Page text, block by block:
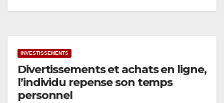
INVESTISSEMENTS
Divertissements et achats en ligne,
l’individu repense son temps
personnel